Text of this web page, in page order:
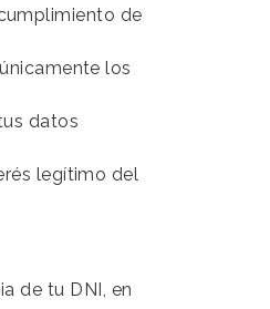
de
los
datos
legítimo del
de tu DNI, en